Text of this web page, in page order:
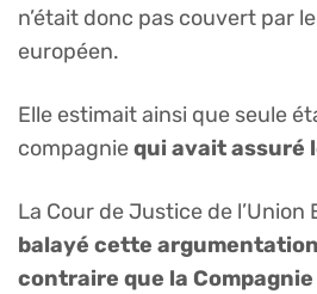
n’était donc pas couvert par
européen.
Elle estimait ainsi que seule
compagniequi avait assuré
La Cour de Justice de l’Union
balayé cette
contraire que la